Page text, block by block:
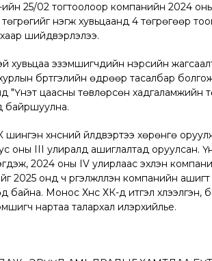
25/02 тогтоолоор компанийн 2024
төгрөгийг нэгж хувьцаанд 4 төгрөгөөр
шийдвэрлэлээ.
хувьцаа эзэмшигчдийн нэрсийн
бүртгэлийн өдрөөр тасалбар
"Үнэт цаасны төвлөрсөн хадгаламжийн
байршуулна.
хүнсний үйлдвэртээ хөрөнгө
оны III улиралд ашиглалтад оруулсан.
2024 оны IV улирлаас эхлэн компанийн
2025 онд ч үргэлжлүүлэн компанийн
байна. Монос Хүнс ХК-д итгэл
нартаа талархал илэрхийлье.